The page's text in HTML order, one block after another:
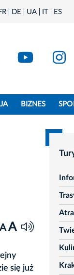
DE UA IT ES
Kraków - X
BIZNES
A A
się już